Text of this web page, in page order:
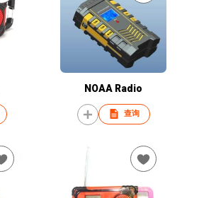
NOAA Radio
查询